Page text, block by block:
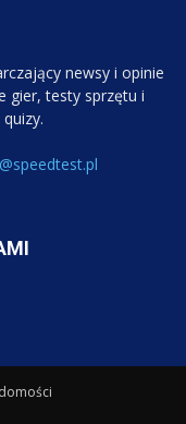
newsy i opinie
gier, testy sprzętu i